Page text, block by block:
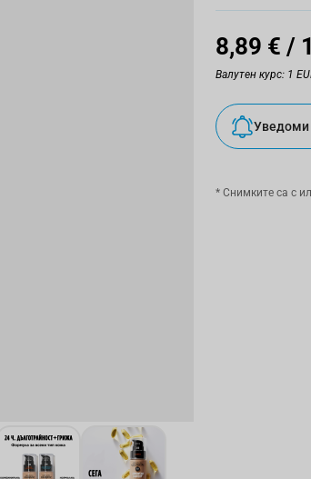
image
View larger imageView larger image
8,89 € /
Валутен курс: 1
Уведоми
* Снимките са с